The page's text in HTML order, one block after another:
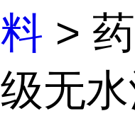
料 >
级无